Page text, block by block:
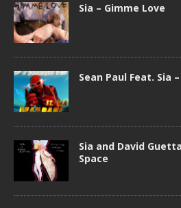
Sia – Gimme Love
Sean Paul Feat. Sia
Sia and David
Space